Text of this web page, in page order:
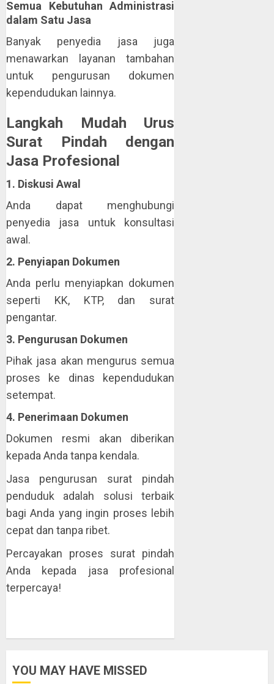
Semua Kebutuhan Administrasi
dalam Satu Jasa
Banyak penyedia jasa juga
menawarkan layanan tambahan
untuk pengurusan dokumen
kependudukan lainnya.
Langkah Mudah Urus
Surat Pindah dengan
Jasa Profesional
1. Diskusi Awal
Anda dapat menghubungi
penyedia jasa untuk konsultasi
awal.
2. Penyiapan Dokumen
Anda perlu menyiapkan dokumen
seperti KK, KTP, dan surat
pengantar.
3. Pengurusan Dokumen
Pihak jasa akan mengurus semua
proses ke dinas kependudukan
setempat.
4. Penerimaan Dokumen
Dokumen resmi akan diberikan
kepada Anda tanpa kendala.
Jasa pengurusan surat pindah
penduduk adalah solusi terbaik
bagi Anda yang ingin proses lebih
cepat dan tanpa ribet.
Percayakan proses surat pindah
Anda kepada jasa profesional
terpercaya!
YOU MAY HAVE MISSED